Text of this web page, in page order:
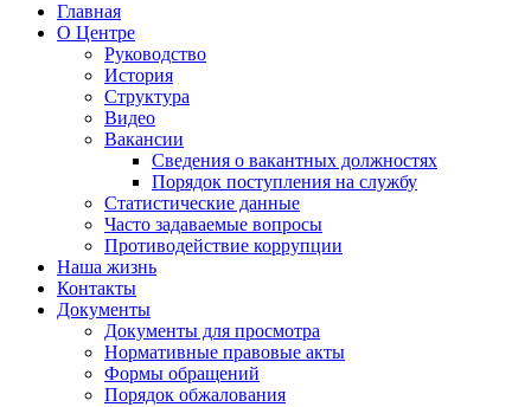
Главная
О Центре
Руководство
История
Структура
Видео
Вакансии
Сведения о вакантных должностях
Порядок поступления на службу
Статистические данные
Часто задаваемые вопросы
Противодействие коррупции
Наша жизнь
Контакты
Документы
Документы для просмотра
Нормативные правовые акты
Формы обращений
Порядок обжалования